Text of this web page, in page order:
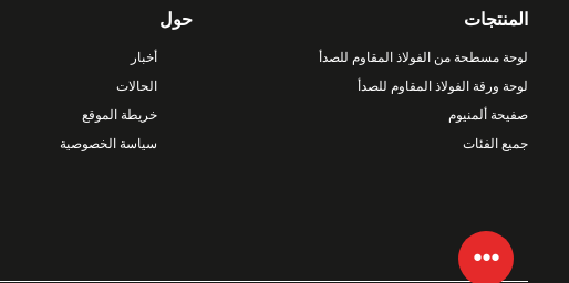
حول
أخبار
الحالات
خريطة الموقع
سياسة الخصوصية
المنتجات
لوحة مسطحة من الفولاذ المقاوم للصدأ
لوحة ورقة الفولاذ المقاوم للصدأ
صفيحة ألمنيوم
جميع الفئات